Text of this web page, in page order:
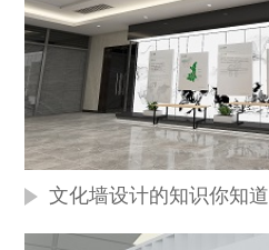
文化墙设计的知识你知道